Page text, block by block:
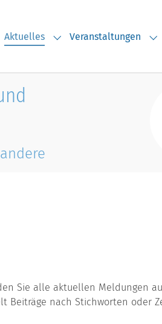
for "Über uns"
Aktuelles(current)
Submenu for "Aktuelles"
Veranstaltungen
Sie alle aktuellen Meldungen
Beiträge nach Stichworten oder